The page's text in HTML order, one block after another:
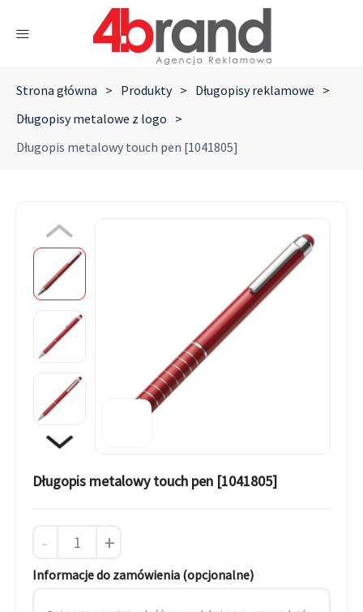
Strona główna > Produkty > Długopisy reklamowe >
Długopisy metalowe z logo >
Długopis metalowy touch pen [1041805]
Długopis metalowy touch pen [1041805]
- +
Informacje do zamówienia (opcjonalne)